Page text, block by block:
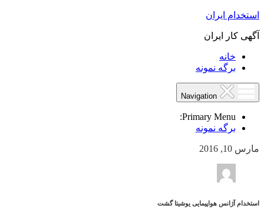
استخدام ایران
آگهی کار ایران
خانه
برگه نمونه
Primary Menu:
برگه نمونه
مارس 10, 2016
استخدام آژانس هواپیمایی یوشیتا گشت